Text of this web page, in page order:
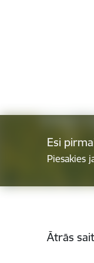
Esi
Piesakies
Ātrās